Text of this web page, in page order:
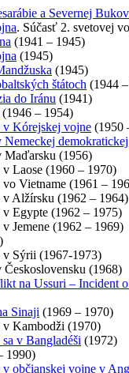
a Severnej
. Súčasť 2. svetovej
(1941 – 1945)
(1945)
(1945)
štátoch (1944
do Iránu (1941)
(1946 – 1954)
v Kórejskej vojne (1950
Nemeckej
Maďarsku (1956)
Laose (1960 – 1970)
vo Vietname (1961 –
v Alžírsku (1962 – 1964)
v Egypte (1962 – 1975)
Jemene (1962 – 1969)
v Sýrii (1967-1973)
(1968)
na Ussuri – Incident
Sinaji (1969 – 1970)
v Kambodži (1970)
v Bangladéši (1972)
1990)
v občianskej vojne v